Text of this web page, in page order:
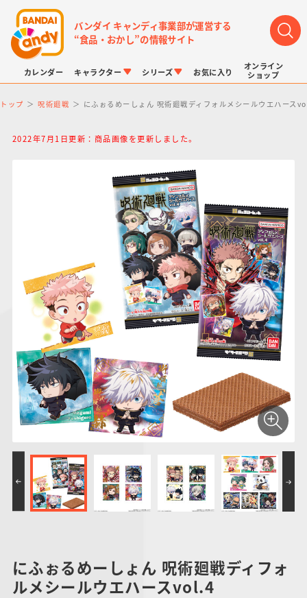
バンダイ キャンディ事業部が運営する
“食品・おかし”の情報サイト
カレンダー キャラクター
仮面ライダーシリー
ズ
スーパー戦隊シリー
ズ
プリキュアシリーズ
ガンダムシリーズ アンパンマン
ーズ
たまご
シリーズ
キャラパキ
チョコサプ
にふぉるめーしょん
＆スクエアシール
ポケモンスケールワ
ールド
わ
お気に入り
オンライン
ショップ
トップ 呪術廻戦 にふぉるめーしょん 呪術廻戦ディフォルメシールウエハース
2022年7月1日更新：商品画像を更新しました。
にふぉるめーしょん 呪術廻戦ディフォ
ルメシールウエハースvol.4